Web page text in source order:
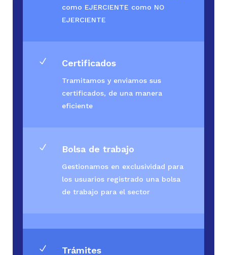
como EJERCIENTE como NO
EJERCIENTE
N Certificados
Tramitamos y enviamos sus
certificados, de una manera
eficiente
N Bolsa de trabajo
Gestionamos en exclusividad para
los usuarios registrado una bolsa
de trabajo para el sector
N Trámites